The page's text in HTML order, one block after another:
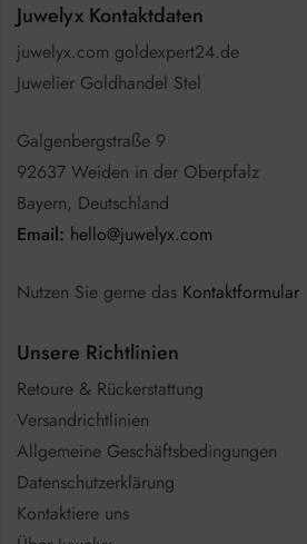
Juwelyx Kontaktdaten
juwelyx.com goldexpert24.de
Juwelier Goldhandel Stel
Galgenbergstraße 9
92637 Weiden in der Oberpfalz
Bayern, Deutschland
Email: hello@juwelyx.com
Nutzen Sie gerne das Kontaktformular
Unsere Richtlinien
Retoure & Rückerstattung
Versandrichtlinien
Allgemeine Geschäftsbedingungen
Datenschutzerklärung
Kontaktiere uns